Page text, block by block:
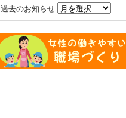
過去のお知らせ